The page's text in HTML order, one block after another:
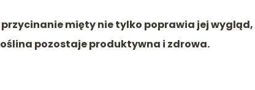
mięty nie tylko poprawia jej wygląd,
pozostaje produktywna i zdrowa.